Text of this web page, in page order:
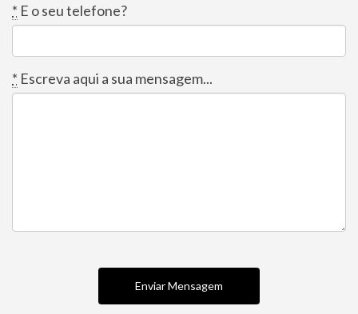
* E o seu telefone?
* Escreva aqui a sua mensagem...